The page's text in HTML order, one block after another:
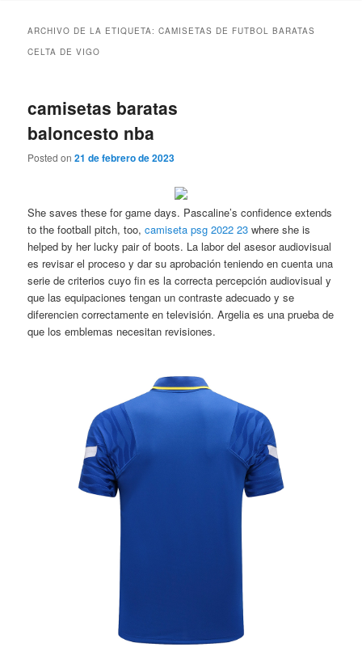
ARCHIVO DE LA ETIQUETA:CAMISETAS DE FUTBOL BARATAS
CELTA DE VIGO
camisetas baratas
baloncesto nba
Posted on21 de febrero de 2023
She saves these for game days. Pascaline’s confidence extends
to the football pitch, too,camiseta psg 2022 23 where she is
helped by her lucky pair of boots. La labor del asesor audiovisual
es revisar el proceso y dar su aprobación teniendo en cuenta una
serie de criterios cuyo fin es la correcta percepción audiovisual y
que las equipaciones tengan un contraste adecuado y se
diferencien correctamente en televisión. Argelia es una prueba de
que los emblemas necesitan revisiones.